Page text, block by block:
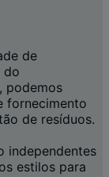
de
do
podemos
fornecimento
de resíduos.
independentes
estilos para